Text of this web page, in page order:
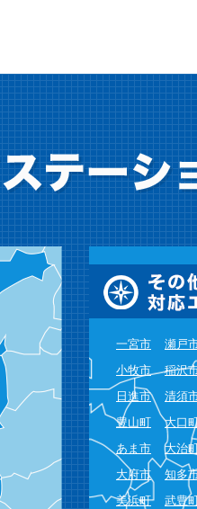
一宮市 瀬戸
小牧市
稲沢
日進市
清須
豊山町
大口
あま市
大治
大府市
知多
美浜町
武豊